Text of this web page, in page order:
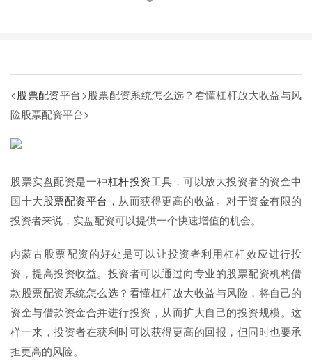
<股票配资平台>股票配资系统怎么选？看懂杠杆放大收益与风
险股票配资平台>
股票实盘配资是一种杠杆投资工具，可以放大投资者的资金中
国十大股票配资平台 ，从而获得更高的收益。对于资金有限的
投资者来说，实盘配资可以提供一个快速增值的机会。
内蒙古股票配资的好处是可以让投资者利用杠杆效应进行投
资，提高投资收益。投资者可以通过向专业的股票配资机构借
款股票配资系统怎么选？看懂杠杆放大收益与风险，将自己的
资金与借款资金合并进行投资，从而扩大自己的投资规模。这
样一来，投资者在获利时可以获得更高的回报，但同时也要承
担更高的风险。